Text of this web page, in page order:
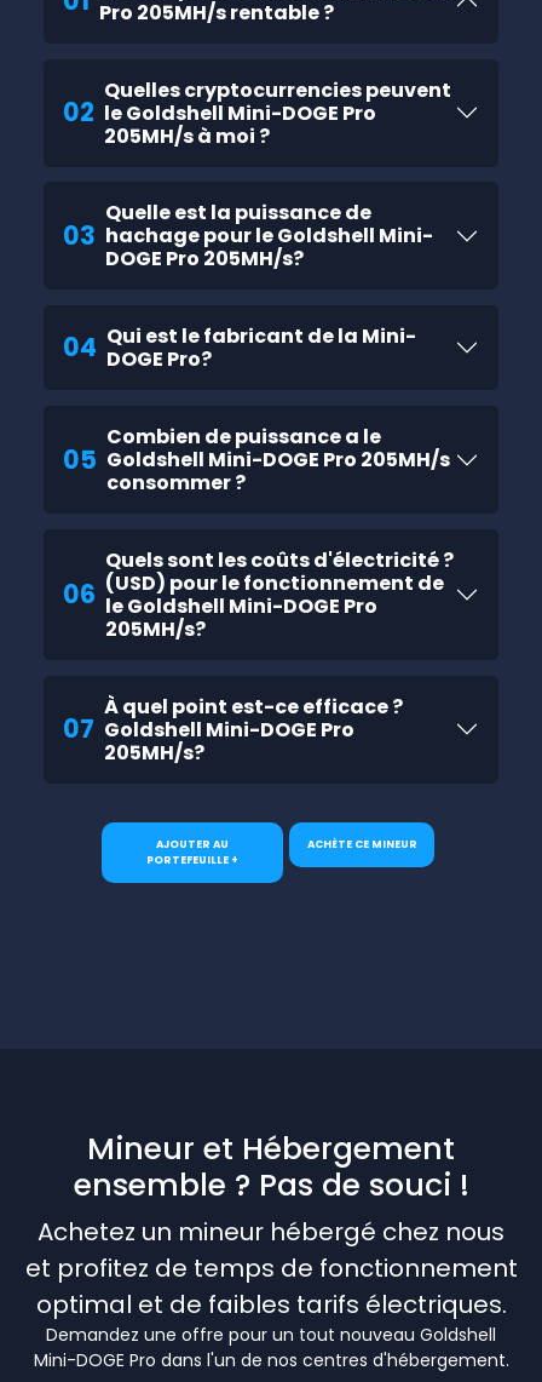
Pro 205MH/s rentable ?
02
Quelles cryptocurrencies peuvent
le Goldshell Mini-DOGE Pro
205MH/s à moi ?
03
Quelle est la puissance de
hachage pour le Goldshell Mini-
DOGE Pro 205MH/s?
04 Qui est le fabricant de la Mini-
DOGE Pro?
05
Combien de puissance a le
Goldshell Mini-DOGE Pro 205MH/s
consommer ?
06
Quels sont les coûts d'électricité ?
(USD) pour le fonctionnement de
le Goldshell Mini-DOGE Pro
205MH/s?
07
À quel point est-ce efficace ?
Goldshell Mini-DOGE Pro
205MH/s?
AJOUTER AU
PORTEFEUILLE +
ACHÈTE CE MINEUR
Mineur et Hébergement
ensemble ? Pas de souci !
Achetez un mineur hébergé chez nous
et profitez de temps de fonctionnement
optimal et de faibles tarifs électriques.
Demandez une offre pour un tout nouveau Goldshell
Mini-DOGE Pro dans l'un de nos centres d'hébergement.